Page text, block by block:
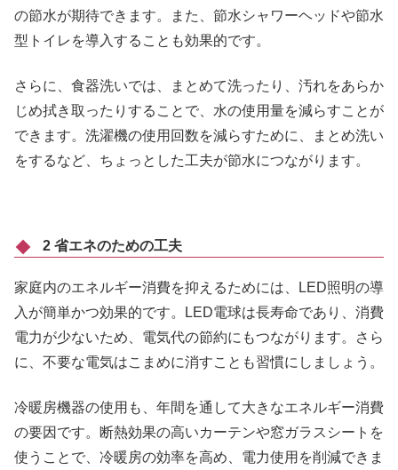
の節水が期待できます。また、節水シャワーヘッドや節水
型トイレを導入することも効果的です。
さらに、食器洗いでは、まとめて洗ったり、汚れをあらか
じめ拭き取ったりすることで、水の使用量を減らすことが
できます。洗濯機の使用回数を減らすために、まとめ洗い
をするなど、ちょっとした工夫が節水につながります。
2 省エネのための工夫
家庭内のエネルギー消費を抑えるためには、LED照明の導
入が簡単かつ効果的です。LED電球は長寿命であり、消費
電力が少ないため、電気代の節約にもつながります。さら
に、不要な電気はこまめに消すことも習慣にしましょう。
冷暖房機器の使用も、年間を通して大きなエネルギー消費
の要因です。断熱効果の高いカーテンや窓ガラスシートを
使うことで、冷暖房の効率を高め、電力使用を削減できま